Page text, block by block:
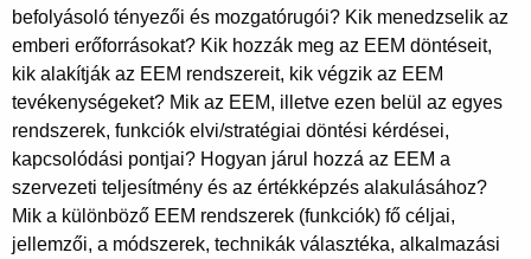
befolyásoló tényezői és mozgatórugói? Kik menedzselik az
emberi erőforrásokat? Kik hozzák meg az EEM döntéseit,
kik alakítják az EEM rendszereit, kik végzik az EEM
tevékenységeket? Mik az EEM, illetve ezen belül az egyes
rendszerek, funkciók elvi/stratégiai döntési kérdései,
kapcsolódási pontjai? Hogyan járul hozzá az EEM a
szervezeti teljesítmény és az értékképzés alakulásához?
Mik a különböző EEM rendszerek (funkciók) fő céljai,
jellemzői, a módszerek, technikák választéka, alkalmazási